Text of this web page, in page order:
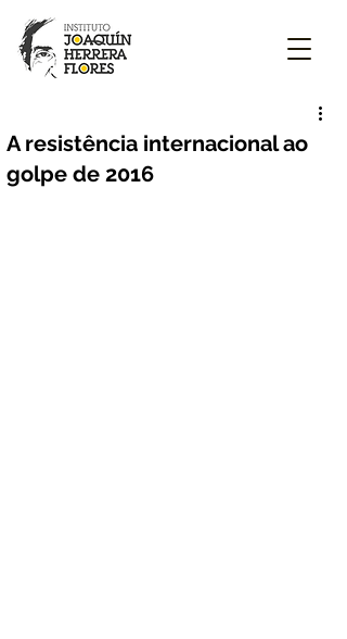
A resistência internacional ao
golpe de 2016